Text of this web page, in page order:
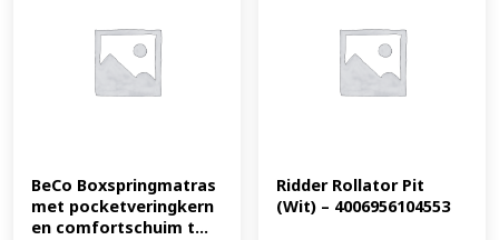
BeCo Boxspringmatras
met pocketveringkern
en comfortschuim t...
Ridder Rollator Pit
(Wit) – 4006956104553